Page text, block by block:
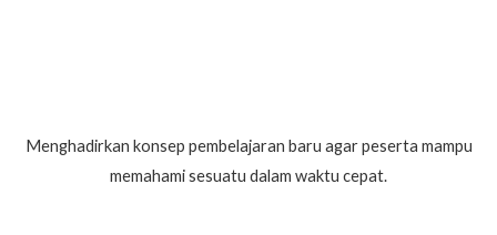
Menghadirkan konsep pembelajaran baru agar peserta mampu
memahami sesuatu dalam waktu cepat.